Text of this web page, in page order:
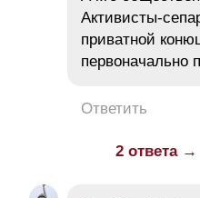
Активисты-
приватной
первоначально
Ответить
2 ответа →